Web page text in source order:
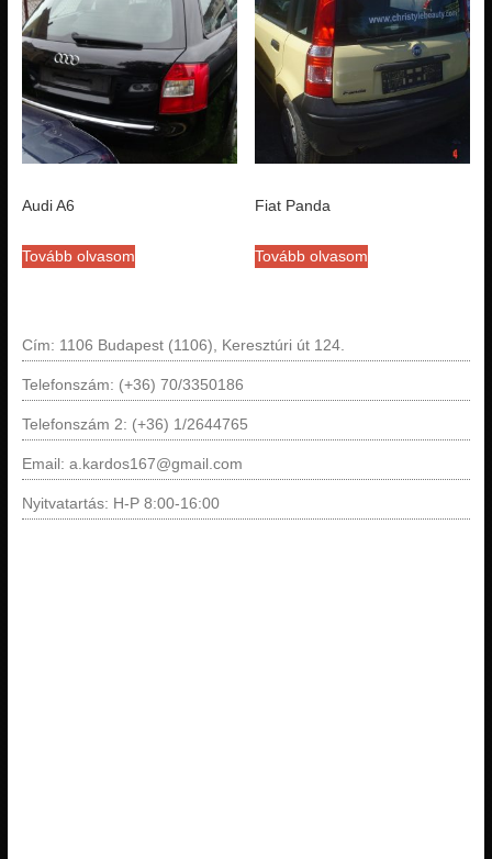
Audi A6
Tovább olvasom
Fiat Panda
Tovább olvasom
Cím: 1106 Budapest (1106), Keresztúri út 124.
Telefonszám: (+36) 70/3350186
Telefonszám 2: (+36) 1/2644765
Email: a.kardos167@gmail.com
Nyitvatartás: H-P 8:00-16:00